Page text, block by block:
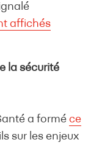
affichés
la sécurité
a formé ce
sur les enjeux